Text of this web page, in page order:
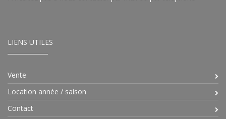
LIENS UTILES
Vente
Location année / saison
Contact